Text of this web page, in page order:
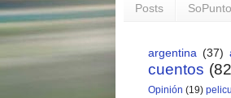
Posts
argentina (37)
cuentos
Opinión (19)